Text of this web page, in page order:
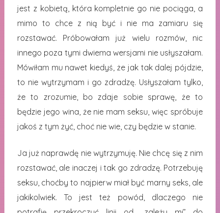
jest z kobietą, która kompletnie go nie pociąga, a
mimo to chce z nią być i nie ma zamiaru się
rozstawać. Próbowałam już wielu rozmów, nic
innego poza tymi dwiema wersjami nie usłyszałam.
Mówiłam mu nawet kiedyś, że jak tak dalej pójdzie,
to nie wytrzymam i go zdradzę. Usłyszałam tylko,
że to zrozumie, bo zdaje sobie sprawę, że to
będzie jego wina, że nie mam seksu, więc spróbuje
jakoś z tym żyć, choć nie wie, czy będzie w stanie.
Ja już naprawdę nie wytrzymuję. Nie chcę się z nim
rozstawać, ale inaczej i tak go zdradzę. Potrzebuję
seksu, choćby to najpierw miał być marny seks, ale
jakikolwiek. To jest też powód, dlaczego nie